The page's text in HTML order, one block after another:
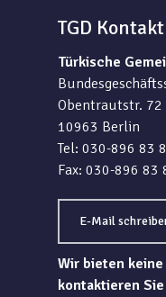
TGD Kontakt
Türkische
Obentrautstr. 72
10963 Berlin
Tel: 030-896 83
Fax: 030-896 83
E-Mail
Wir bieten
kontaktieren